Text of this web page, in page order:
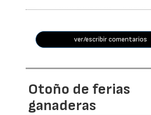
ver/escribir comentarios
Otoño de ferias
ganaderas